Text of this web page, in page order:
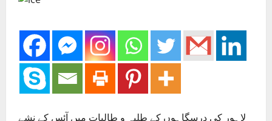
لاہور کی درسگاہوں کے طلبہ و طالبات میں آئس کے نشے